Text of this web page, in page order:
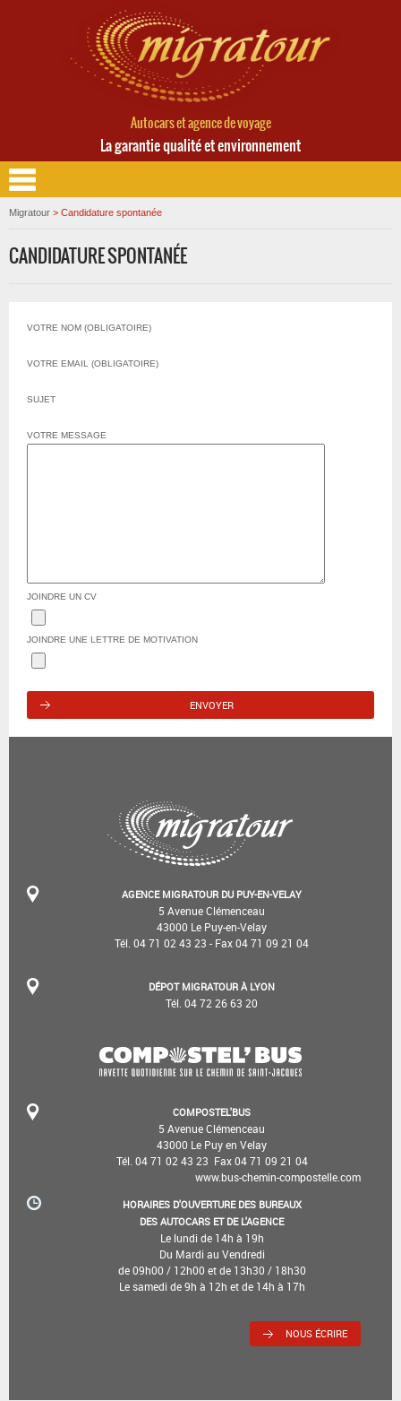
Autocars et agence de voyage
La garantie qualité et environnement
Migratour > Candidature spontanée
CANDIDATURE SPONTANÉE
VOTRE NOM (OBLIGATOIRE)
VOTRE EMAIL (OBLIGATOIRE)
SUJET
VOTRE MESSAGE
JOINDRE UN CV
JOINDRE UNE LETTRE DE MOTIVATION
AGENCE MIGRATOUR DU PUY-EN-VELAY
5 Avenue Clémenceau
43000 Le Puy-en-Velay
Tél. 04 71 02 43 23 - Fax 04 71 09 21 04
DÉPOT MIGRATOUR À LYON
Tél. 04 72 26 63 20
COMPOSTEL'BUS
5 Avenue Clémenceau
43000 Le Puy­ en­ Velay
Tél. 04 71 02 43 23 ­ Fax 04 71 09 21 04
www.bus-chemin-compostelle.com
HORAIRES D'OUVERTURE DES BUREAUX
DES AUTOCARS ET DE L'AGENCE
Le lundi de 14h à 19h
Du Mardi au Vendredi
de 09h00 / 12h00 et de 13h30 / 18h30
Le samedi de 9h à 12h et de 14h à 17h
NOUS ÉCRIRE